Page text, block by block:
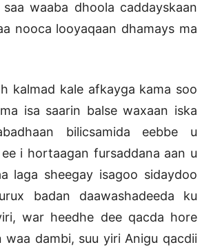
waaba dhoola caddayskaan
nooca looyaqaan dhamays ma
kalmad kale afkayga kama soo
isa saarin balse waxaan iska
bilicsamida eebbe u
i hortaagan fursaddana aan u
laga sheegay isagoo sidaydoo
badan daawashadeeda ku
war heedhe dee qacda hore
waa dambi, suu yiri Anigu qacdii